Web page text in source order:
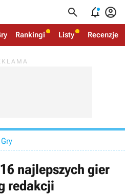
  
Rankingi Listy Recenzje
Gry
najlepszych gier
redakcji